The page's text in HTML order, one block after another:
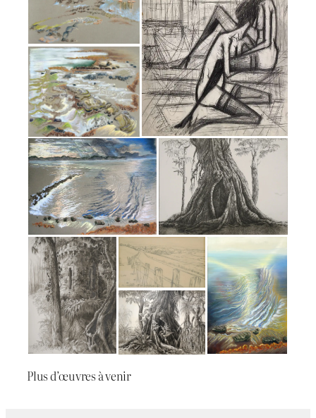
Plus d’œuvres à venir